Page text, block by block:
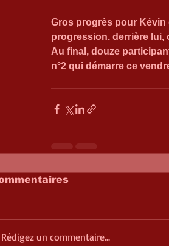
Gros progrès pour Kévin
progression. derrière lui,
Au final, douze
n°2 qui démarre ce
Rédigez un commentaire...